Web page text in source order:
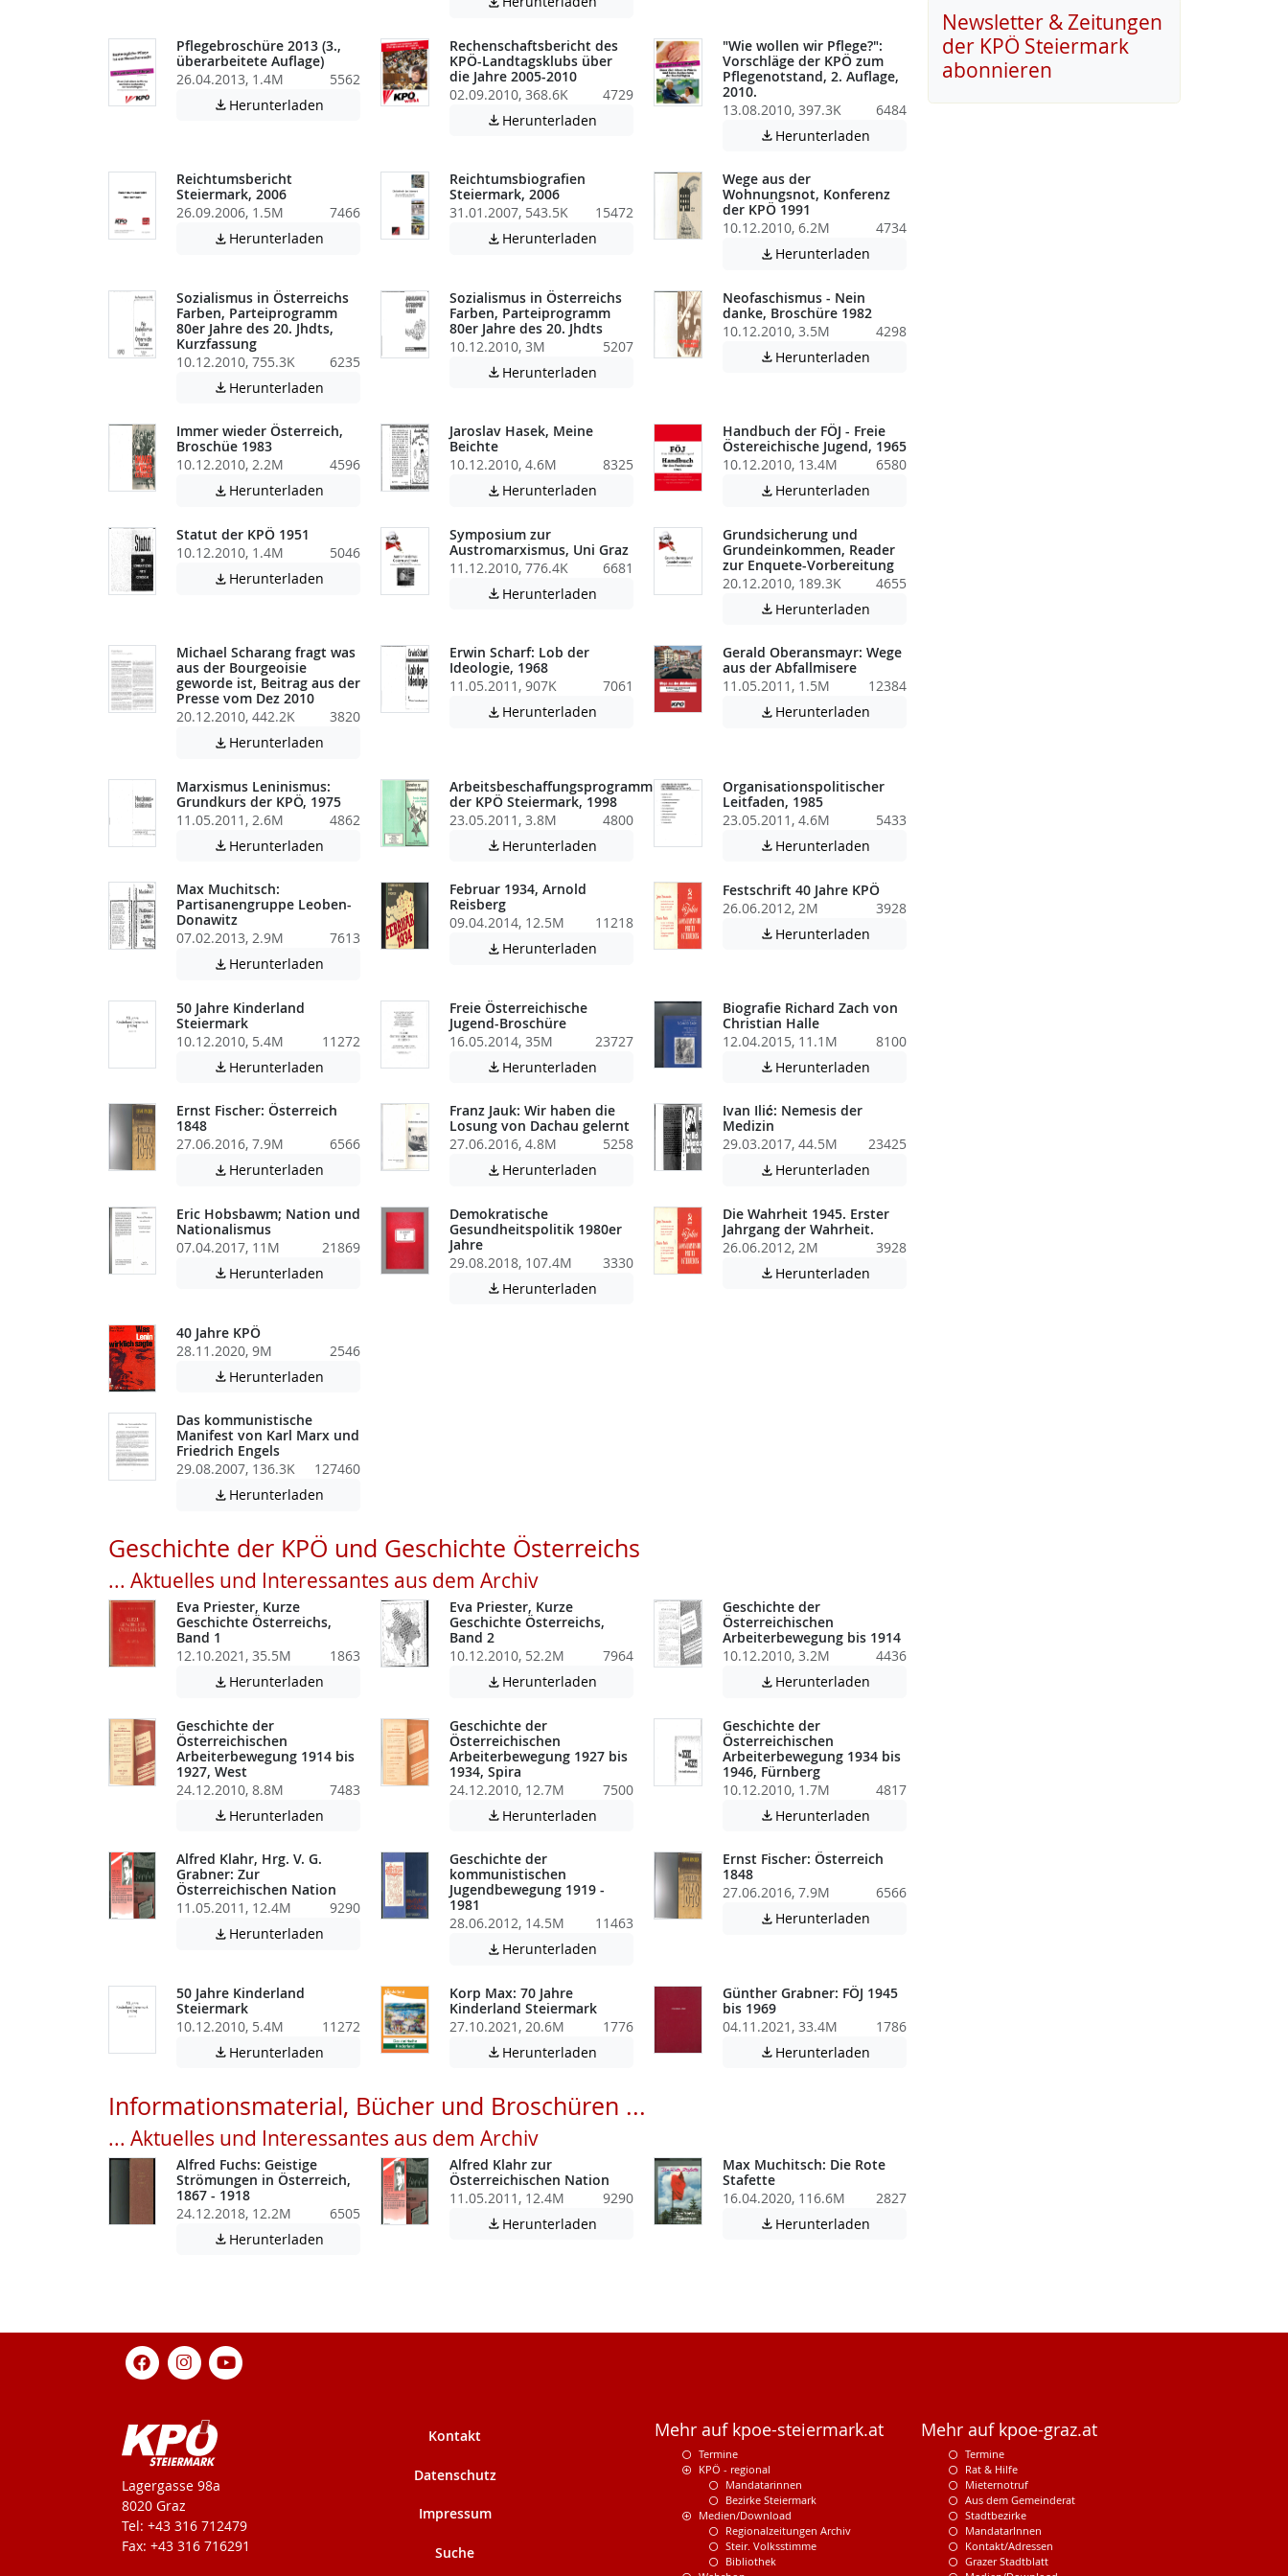
Pflegebroschüre 2013 (3.,
überarbeitete Auflage)
26.04.2013, 1.4M
5562
 Herunterladen Achtung: Diese Datei enthält unter Umständen nicht barrierefreie Inhalte!
Rechenschaftsbericht des
KPÖ-Landtagsklubs über
die Jahre 2005-2010
02.09.2010, 368.6K
4729
 Herunterladen Achtung: Diese Datei enthält unter Umständen nicht barrierefreie Inhalte!
"Wie wollen wir Pflege?":
Vorschläge der KPÖ zum
Pflegenotstand, 2. Auflage,
2010.
13.08.2010, 397.3K
6484
 Herunterladen
Reichtumsbericht
Steiermark, 2006
26.09.2006, 1.5M
7466
 Herunterladen Achtung: Diese Datei enthält unter Umständen nicht barrierefreie Inhalte!
Reichtumsbiografien
Steiermark, 2006
31.01.2007, 543.5K
15472
 Herunterladen Achtung: Diese Datei enthält unter Umständen nicht barrierefreie Inhalte!
Wege aus der
Wohnungsnot, Konferenz
der KPÖ 1991
10.12.2010, 6.2M
4734
 Herunterladen
Sozialismus in Österreichs
Farben, Parteiprogramm
80er Jahre des 20. Jhdts,
Kurzfassung
10.12.2010, 755.3K
6235
 Herunterladen
Sozialismus in Österreichs
Farben, Parteiprogramm
80er Jahre des 20. Jhdts
10.12.2010, 3M
5207
 Herunterladen
Neofaschismus - Nein
danke, Broschüre 1982
10.12.2010, 3.5M
4298
 Herunterladen
Immer wieder Österreich,
Broschüe 1983
10.12.2010, 2.2M
4596
 Herunterladen Achtung: Diese Datei enthält unter Umständen nicht barrierefreie Inhalte!
Jaroslav Hasek, Meine
Beichte
10.12.2010, 4.6M
8325
 Herunterladen Achtung: Diese Datei enthält unter Umständen nicht barrierefreie Inhalte!
Handbuch der FÖJ - Freie
Östereichische Jugend, 1965
10.12.2010, 13.4M
6580
 Herunterladen
Statut der KPÖ 1951
10.12.2010, 1.4M
5046
 Herunterladen Achtung: Diese Datei enthält unter Umständen nicht barrierefreie Inhalte!
Symposium zur
Austromarxismus, Uni Graz
11.12.2010, 776.4K
6681
 Herunterladen Achtung: Diese Datei enthält unter Umständen nicht barrierefreie Inhalte!
Grundsicherung und
Grundeinkommen, Reader
zur Enquete-Vorbereitung
20.12.2010, 189.3K
4655
 Herunterladen
Michael Scharang fragt was
aus der Bourgeoisie
geworde ist, Beitrag aus der
Presse vom Dez 2010
20.12.2010, 442.2K
3820
 Herunterladen
Erwin Scharf: Lob der
Ideologie, 1968
11.05.2011, 907K
7061
 Herunterladen Achtung: Diese Datei enthält unter Umständen nicht barrierefreie Inhalte!
Gerald Oberansmayr: Wege
aus der Abfallmisere
11.05.2011, 1.5M
12384
 Herunterladen
Marxismus Leninismus:
Grundkurs der KPÖ, 1975
11.05.2011, 2.6M
4862
 Herunterladen Achtung: Diese Datei enthält unter Umständen nicht barrierefreie Inhalte!
Arbeitsbeschaffungsprogramm
der KPÖ Steiermark, 1998
23.05.2011, 3.8M
4800
 Herunterladen Achtung: Diese Datei enthält unter Umständen nicht barrierefreie Inhalte!
Organisationspolitischer
Leitfaden, 1985
23.05.2011, 4.6M
5433
 Herunterladen
Max Muchitsch:
Partisanengruppe Leoben-
Donawitz
07.02.2013, 2.9M
7613
 Herunterladen
Februar 1934, Arnold
Reisberg
09.04.2014, 12.5M
11218
 Herunterladen Achtung: Diese Datei enthält unter Umständen nicht barrierefreie Inhalte!
Festschrift 40 Jahre KPÖ
26.06.2012, 2M
3928
 Herunterladen
50 Jahre Kinderland
Steiermark
10.12.2010, 5.4M
11272
 Herunterladen Achtung: Diese Datei enthält unter Umständen nicht barrierefreie Inhalte!
Freie Österreichische
Jugend-Broschüre
16.05.2014, 35M
23727
 Herunterladen Achtung: Diese Datei enthält unter Umständen nicht barrierefreie Inhalte!
Biografie Richard Zach von
Christian Halle
12.04.2015, 11.1M
8100
 Herunterladen
Ernst Fischer: Österreich
1848
27.06.2016, 7.9M
6566
 Herunterladen Achtung: Diese Datei enthält unter Umständen nicht barrierefreie Inhalte!
Franz Jauk: Wir haben die
Losung von Dachau gelernt
27.06.2016, 4.8M
5258
 Herunterladen Achtung: Diese Datei enthält unter Umständen nicht barrierefreie Inhalte!
Ivan Ilić: Nemesis der
Medizin
29.03.2017, 44.5M
23425
 Herunterladen
Eric Hobsbawm; Nation und
Nationalismus
07.04.2017, 11M
21869
 Herunterladen Achtung: Diese Datei enthält unter Umständen nicht barrierefreie Inhalte!
Demokratische
Gesundheitspolitik 1980er
Jahre
29.08.2018, 107.4M
3330
 Herunterladen
Die Wahrheit 1945. Erster
Jahrgang der Wahrheit.
26.06.2012, 2M
3928
 Herunterladen
40 Jahre KPÖ
28.11.2020, 9M
2546
 Herunterladen
Das kommunistische
Manifest von Karl Marx und
Friedrich Engels
29.08.2007, 136.3K
127460
 Herunterladen
Geschichte der KPÖ und Geschichte Österreichs
... Aktuelles und Interessantes aus dem Archiv
Eva Priester, Kurze
Geschichte Österreichs,
Band 1
12.10.2021, 35.5M
1863
 Herunterladen Achtung: Diese Datei enthält unter Umständen nicht barrierefreie Inhalte!
Eva Priester, Kurze
Geschichte Österreichs,
Band 2
10.12.2010, 52.2M
7964
 Herunterladen Achtung: Diese Datei enthält unter Umständen nicht barrierefreie Inhalte!
Geschichte der
Österreichischen
Arbeiterbewegung bis 1914
10.12.2010, 3.2M
4436
 Herunterladen
Geschichte der
Österreichischen
Arbeiterbewegung 1914 bis
1927, West
24.12.2010, 8.8M
7483
 Herunterladen Achtung: Diese Datei enthält unter Umständen nicht barrierefreie Inhalte!
Geschichte der
Österreichischen
Arbeiterbewegung 1927 bis
1934, Spira
24.12.2010, 12.7M
7500
 Herunterladen Achtung: Diese Datei enthält unter Umständen nicht barrierefreie Inhalte!
Geschichte der
Österreichischen
Arbeiterbewegung 1934 bis
1946, Fürnberg
10.12.2010, 1.7M
4817
 Herunterladen
Alfred Klahr, Hrg. V. G.
Grabner: Zur
Österreichischen Nation
11.05.2011, 12.4M
9290
 Herunterladen Achtung: Diese Datei enthält unter Umständen nicht barrierefreie Inhalte!
Geschichte der
kommunistischen
Jugendbewegung 1919 -
1981
28.06.2012, 14.5M
11463
 Herunterladen
Ernst Fischer: Österreich
1848
27.06.2016, 7.9M
6566
 Herunterladen
50 Jahre Kinderland
Steiermark
10.12.2010, 5.4M
11272
 Herunterladen Achtung: Diese Datei enthält unter Umständen nicht barrierefreie Inhalte!
Korp Max: 70 Jahre
Kinderland Steiermark
27.10.2021, 20.6M
1776
 Herunterladen Achtung: Diese Datei enthält unter Umständen nicht barrierefreie Inhalte!
Günther Grabner: FÖJ 1945
bis 1969
04.11.2021, 33.4M
1786
 Herunterladen
Informationsmaterial, Bücher und Broschüren ...
... Aktuelles und Interessantes aus dem Archiv
Alfred Fuchs: Geistige
Strömungen in Österreich,
1867 - 1918
24.12.2018, 12.2M
6505
 Herunterladen
Alfred Klahr zur
Österreichischen Nation
11.05.2011, 12.4M
9290
 Herunterladen Achtung: Diese Datei enthält unter Umständen nicht barrierefreie Inhalte!
Max Muchitsch: Die Rote
Stafette
16.04.2020, 116.6M
2827
 Herunterladen
Newsletter & Zeitungen
der KPÖ Steiermark
abonnieren
KPÖ-Steiermark
Lagergasse 98a
8020 Graz
Tel: +43 316 712479
Fax: +43 316 716291
Kontakt
Datenschutz
Impressum
Suche
Mehr auf kpoe-steiermark.at
Termine
KPÖ - regional
Mandatarinnen
Bezirke Steiermark
Medien/Download
Regionalzeitungen Archiv
Steir. Volksstimme
Bibliothek
Mehr auf kpoe-graz.at
Termine
Rat & Hilfe
Mieternotruf
Aus dem Gemeinderat
Stadtbezirke
MandatarInnen
Kontakt/Adressen
Grazer Stadtblatt